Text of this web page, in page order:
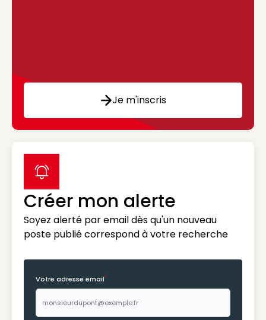
Je m'inscris
Créer mon alerte
Soyez alerté par email dès qu'un nouveau
poste publié correspond à votre recherche
label icon
Votre adresse email*